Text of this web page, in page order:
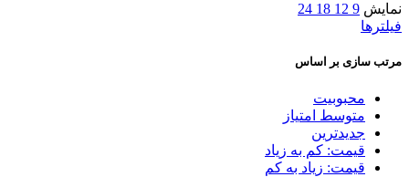
نمایش 9
12
18
24
فیلترها
مرتب سازی بر اساس
محبوبیت
متوسط امتیاز
جدیدترین
قیمت: کم به زیاد
قیمت: زیاد به کم